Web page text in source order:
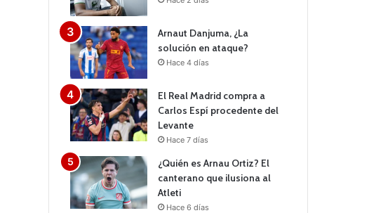
Arnaut Danjuma, ¿La
solución en ataque?
Hace 4 días
El Real Madrid compra a
Carlos Espí procedente del
Levante
Hace 7 días
¿Quién es Arnau Ortiz? El
canterano que ilusiona al
Atleti
Hace 6 días